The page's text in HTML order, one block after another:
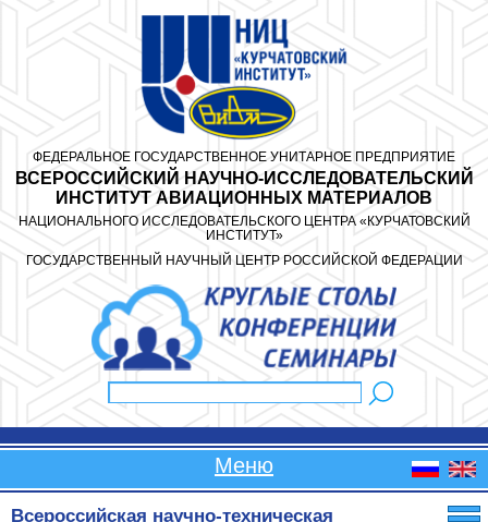
ФЕДЕРАЛЬНОЕ ГОСУДАРСТВЕННОЕ УНИТАРНОЕ ПРЕДПРИЯТИЕ
ВСЕРОССИЙСКИЙ НАУЧНО-ИССЛЕДОВАТЕЛЬСКИЙ
ИНСТИТУТ АВИАЦИОННЫХ МАТЕРИАЛОВ
НАЦИОНАЛЬНОГО ИССЛЕДОВАТЕЛЬСКОГО ЦЕНТРА «КУРЧАТОВСКИЙ
ИНСТИТУТ»
ГОСУДАРСТВЕННЫЙ НАУЧНЫЙ ЦЕНТР РОССИЙСКОЙ ФЕДЕРАЦИИ
Форма поиска
Меню
Всероссийская научно-техническая